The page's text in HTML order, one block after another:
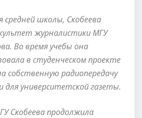
средней школы, Скобеева
журналистики МГУ
Во время учебы она
в студенческом проекте
собственную радиопередачу
для университетской газеты.
Скобеева продолжила